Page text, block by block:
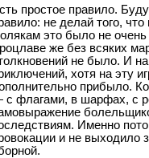
простое правило.
не делай того,
это было не
же без всяких
не было. И
хотя на эту
прибыло.
флагами, в шарфах, с
Именно
и не выходило